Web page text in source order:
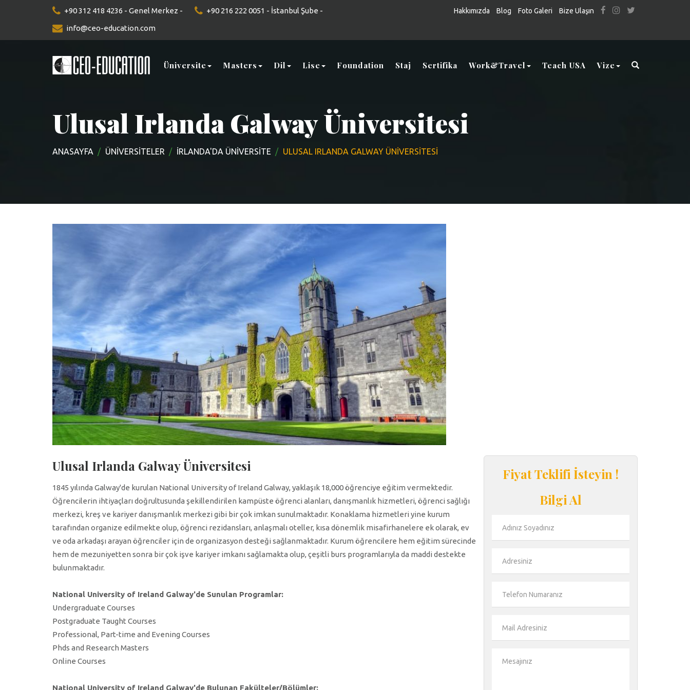
+90 312 418 4236 - Genel Merkez -
+90 216 222 0051 - İstanbul Şube -
info@ceo-education.com
Hakkımızda Blog Foto Galeri Bize Ulaşın
Üniversite Masters Dil Lise Foundation Staj Sertifika Work&Travel Teach USA Vize
Ulusal Irlanda Galway Üniversitesi
ANASAYFA ÜNIVERSITELER İRLANDA'DA ÜNIVERSITE ULUSAL IRLANDA GALWAY ÜNIVERSITESI
Fiyat Teklifi İsteyin !
Bilgi Al
Ulusal Irlanda Galway Üniversitesi
1845 yılında Galway'de kurulan National University of Ireland Galway, yaklaşık 18,000 öğrenciye eğitim vermektedir.
Öğrencilerin ihtiyaçları doğrultusunda şekillendirilen kampüste öğrenci alanları, danışmanlık hizmetleri, öğrenci sağlığı
merkezi, kreş ve kariyer danışmanlık merkezi gibi bir çok imkan sunulmaktadır. Konaklama hizmetleri yine kurum
tarafından organize edilmekte olup, öğrenci rezidansları, anlaşmalı oteller, kısa dönemlik misafirhanelere ek olarak, ev
ve oda arkadaşı arayan öğrenciler için de organizasyon desteği sağlanmaktadır. Kurum öğrencilere hem eğitim sürecinde
hem de mezuniyetten sonra bir çok işve kariyer imkanı sağlamakta olup, çeşitli burs programlarıyla da maddi destekte
bulunmaktadır.
National University of Ireland Galway'de Sunulan Programlar:
Undergraduate Courses
Postgraduate Taught Courses
Professional, Part-time and Evening Courses
Phds and Research Masters
Online Courses
National University of Ireland Galway'de Bulunan Fakülteler/Bölümler: